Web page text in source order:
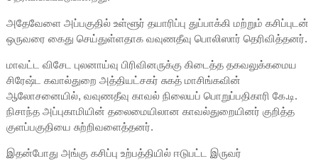
அதேவேளை அப்பகுதில் உள்ளூர் தயாரிப்பு துப்பாக்கி மற்றும் கசிப்புடன்
ஒருவரை கைது செய்துள்ளதாக வவுணதீவு பொலிஸார் தெரிவித்தனர்.
மாவட்ட விசேட புலனாய்வு பிரிவினருக்கு கிடைத்த தகவலுக்கமைய
சிரேஷ்ட கவால்துறை அத்தியட்சகர் சுகத் மாசிங்கவின்
ஆலோசனையில், வவுணதீவு காவல் நிலையப் பொறுப்பதிகாரி கே.டி.
நிசாந்த அப்புகாமியின் தலைமையிலான காவல்துறையினர் குறித்த
குளப்பகுதியை சுற்றிவளைத்தனர்.
இதன்போது அங்கு கசிப்பு உற்பத்தியில் ஈடுபட்ட இருவர்